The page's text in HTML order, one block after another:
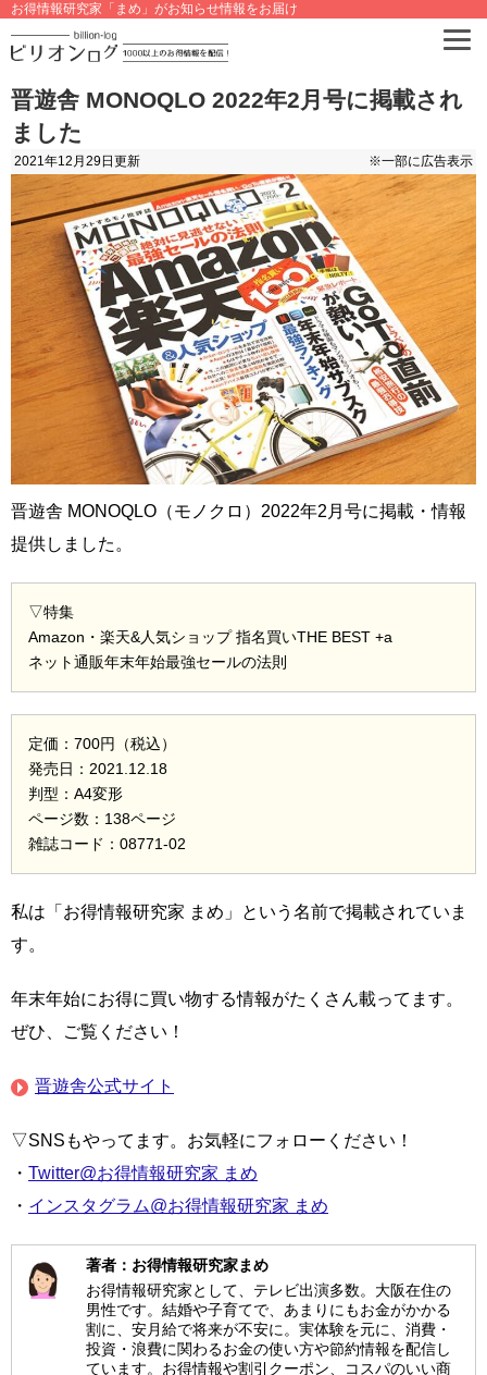
お得情報研究家「まめ」がお知らせ情報をお届け
晋遊舎 MONOQLO 2022年2月号に掲載され
ました
2021年12月29日 更新 ※一部に広告表示
晋遊舎 MONOQLO（モノクロ）2022年2月号に掲載・情報
提供しました。
▽特集
Amazon・楽天&人気ショップ 指名買いTHE BEST +a
ネット通販年末年始最強セールの法則
定価：700円（税込）
発売日：2021.12.18
判型：A4変形
ページ数：138ページ
雑誌コード：08771-02
私は「お得情報研究家 まめ」という名前で掲載されていま
す。
年末年始にお得に買い物する情報がたくさん載ってます。
ぜひ、ご覧ください！
晋遊舎公式サイト
▽SNSもやってます。お気軽にフォローください！
・ Twitter@お得情報研究家 まめ
・ インスタグラム@お得情報研究家 まめ
著者：お得情報研究家まめ
お得情報研究家として、テレビ出演多数。大阪在住の
男性です。結婚や子育てで、あまりにもお金がかかる
割に、安月給で将来が不安に。実体験を元に、消費・
投資・浪費に関わるお金の使い方や節約情報を配信し
ています。お得情報や割引クーポン、コスパのいい商